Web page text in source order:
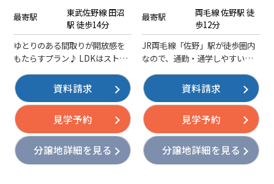
最寄駅
東武佐野線 田沼
駅 徒歩14分
ゆとりのある間取りが開放感を
もたらすプラン♪ LDKはストレ
使えて家具の配置もラクラク。
内装色資料を店舗にてご用意し
ていますのでお気軽にお問い合
わせください。
資料請求
見学予約
分譲地詳細を見る
最寄駅
両毛線 佐野駅 徒
歩12分
JR両毛線「佐野」駅が徒歩圏内
なので、通勤・通学しやすい立
徒歩約7分なので、日用品のお買
い物に便利です。佐野市街地を
展望できる観音山公園まで徒歩3
分と近く、緑のある環境で過ご
せます。
資料請求
見学予約
分譲地詳細を見る